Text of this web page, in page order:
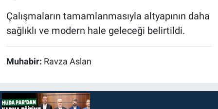
Çalışmaların tamamlanmasıyla altyapının daha
sağlıklı ve modern hale geleceği belirtildi.
Muhabir: Ravza Aslan